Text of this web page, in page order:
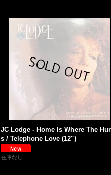
JC Lodge - Home Is Where The
s / Telephone Love (12'')
在庫なし